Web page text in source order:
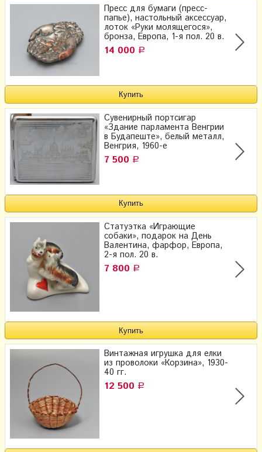
Пресс для бумаги (пресс-
папье), настольный аксессуар,
лоток «Руки молящегося»,
бронза, Европа, 1-я пол. 20 в.
14 000 Р
Сувенирный портсигар
«Здание парламента Венгрии
в Будапеште», белый металл,
Венгрия, 1960-е
7 500 Р
Статуэтка «Играющие
собаки», подарок на День
Валентина, фарфор, Европа,
2-я пол. 20 в.
7 800 Р
Винтажная игрушка для елки
из проволоки «Корзина», 1930-
40 гг.
12 500 Р